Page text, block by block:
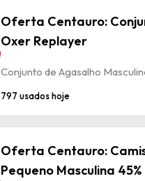
Oferta Centauro:
Oxer Replayer
Conjunto de Agasalho
797 usados hoje
Oferta Centauro:
Pequeno Masculina 45%